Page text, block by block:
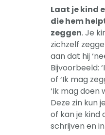
Laat je kind
die hem
zeggen. Je
zichzelf
aan dat hij
Bijvoorbeeld:
of ‘Ik mag
‘Ik mag doen
Deze zin kun
of kan je kind
schrijven en